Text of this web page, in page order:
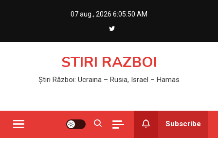
07 aug., 2026 6:05:50 AM
STIRI RAZBOI
Știri Război: Ucraina – Rusia, Israel – Hamas
Subscribe